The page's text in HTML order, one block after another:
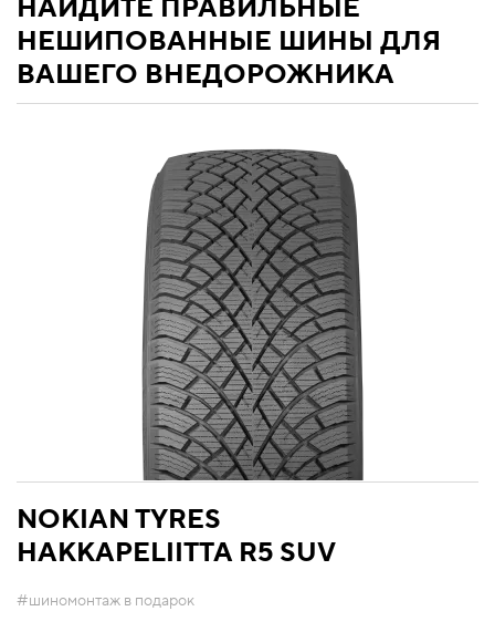
НАЙДИТЕ ПРАВИЛЬНЫЕ
НЕШИПОВАННЫЕ ШИНЫ ДЛЯ
ВАШЕГО ВНЕДОРОЖНИКА
NOKIAN TYRES
HAKKAPELIITTA R5 SUV
#шиномонтаж в подарок